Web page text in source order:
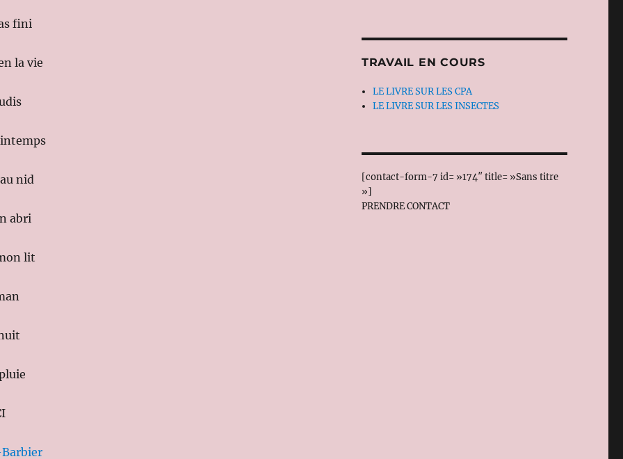
fini
la vie
nid
abri
lit
bier
TRAVAIL EN COURS
LE LIVRE SUR LES CPA
LE LIVRE SUR LES INSECTES
[contact-form-7 id= »174″ title= »Sans titre
»]
PRENDRE CONTACT